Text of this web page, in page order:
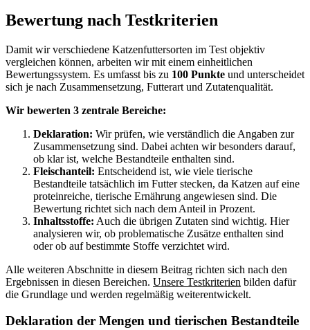
Bewertung nach Testkriterien
Damit wir verschiedene Katzenfuttersorten im Test objektiv
vergleichen können, arbeiten wir mit einem einheitlichen
Bewertungssystem. Es umfasst bis zu 100 Punkte und unterscheidet
sich je nach Zusammensetzung, Futterart und Zutatenqualität.
Wir bewerten 3 zentrale Bereiche:
Deklaration: Wir prüfen, wie verständlich die Angaben zur
Zusammensetzung sind. Dabei achten wir besonders darauf,
ob klar ist, welche Bestandteile enthalten sind.
Fleischanteil: Entscheidend ist, wie viele tierische
Bestandteile tatsächlich im Futter stecken, da Katzen auf eine
proteinreiche, tierische Ernährung angewiesen sind. Die
Bewertung richtet sich nach dem Anteil in Prozent.
Inhaltsstoffe: Auch die übrigen Zutaten sind wichtig. Hier
analysieren wir, ob problematische Zusätze enthalten sind
oder ob auf bestimmte Stoffe verzichtet wird.
Alle weiteren Abschnitte in diesem Beitrag richten sich nach den
Ergebnissen in diesen Bereichen. Unsere Testkriterien bilden dafür
die Grundlage und werden regelmäßig weiterentwickelt.
Deklaration der Mengen und tierischen Bestandteile